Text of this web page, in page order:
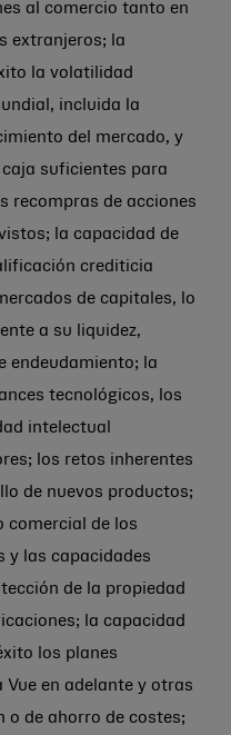
al comercio tanto en
extranjeros; la
la volatilidad
incluida la
del mercado, y
suficientes para
recompras de acciones
la capacidad de
crediticia
de capitales, lo
a su liquidez,
endeudamiento; la
tecnológicos, los
intelectual
los retos inherentes
de nuevos productos;
comercial de los
y las capacidades
de la propiedad
la capacidad
los planes
en adelante y otras
de ahorro de costes;